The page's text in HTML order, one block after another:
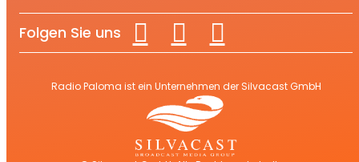
Folgen Sie uns
Radio Paloma ist ein Unternehmen der Silvacast GmbH